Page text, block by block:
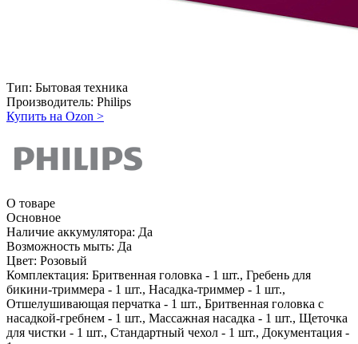
Тип: Бытовая техника
Производитель: Philips
Купить на Ozon >
О товаре
Основное
Наличие аккумулятора: Да
Возможность мыть: Да
Цвет: Розовый
Комплектация: Бритвенная головка - 1 шт., Гребень для
бикини-триммера - 1 шт., Насадка-триммер - 1 шт.,
Отшелушивающая перчатка - 1 шт., Бритвенная головка с
насадкой-гребнем - 1 шт., Массажная насадка - 1 шт., Щеточка
для чистки - 1 шт., Стандартный чехол - 1 шт., Документация -